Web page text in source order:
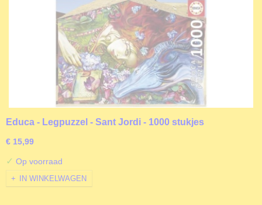
Educa - Legpuzzel - Sant Jordi - 1000 stukjes
€ 15,99
✓ Op voorraad
IN WINKELWAGEN